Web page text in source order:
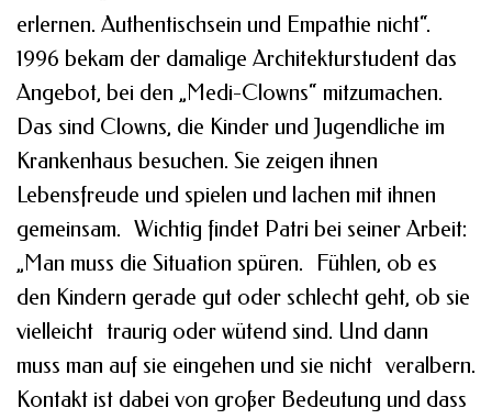
erlernen. Authentischsein und Empathie nicht“.
1996 bekam der damalige Architekturstudent das
Angebot, bei den „Medi-Clowns“ mitzumachen.
Das sind Clowns, die Kinder und Jugendliche im
Krankenhaus besuchen. Sie zeigen ihnen
Lebensfreude und spielen und lachen mit ihnen
gemeinsam. Wichtig findet Patri bei seiner Arbeit:
„Man muss die Situation spüren. Fühlen, ob es
den Kindern gerade gut oder schlecht geht, ob sie
vielleicht traurig oder wütend sind. Und dann
muss man auf sie eingehen und sie nicht veralbern.
Kontakt ist dabei von großer Bedeutung und dass